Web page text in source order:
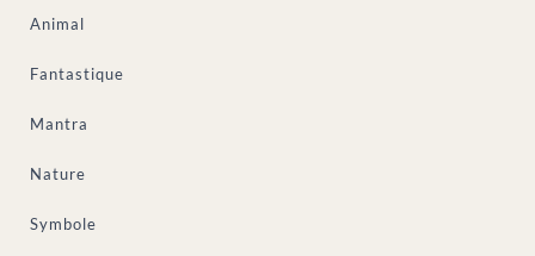
Animal
Fantastique
Mantra
Nature
Symbole